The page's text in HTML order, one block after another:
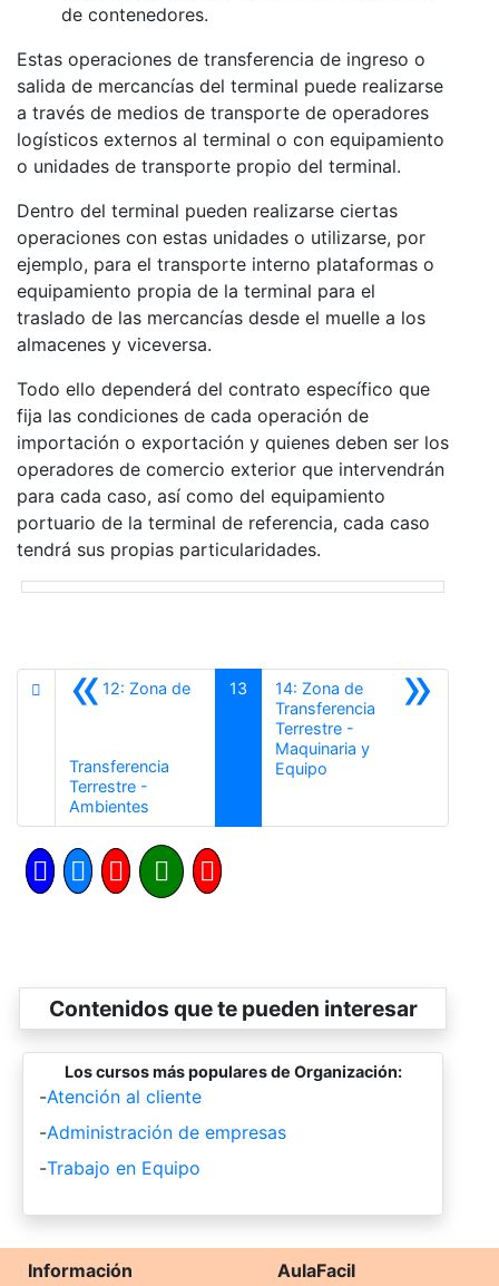
de contenedores.
Estas operaciones de transferencia de ingreso o
salida de mercancías del terminal puede realizarse
a través de medios de transporte de operadores
logísticos externos al terminal o con equipamiento
o unidades de transporte propio del terminal.
Dentro del terminal pueden realizarse ciertas
operaciones con estas unidades o utilizarse, por
ejemplo, para el transporte interno plataformas o
equipamiento propia de la terminal para el
traslado de las mercancías desde el muelle a los
almacenes y viceversa.
Todo ello dependerá del contrato específico que
fija las condiciones de cada operación de
importación o exportación y quienes deben ser los
operadores de comercio exterior que intervendrán
para cada caso, así como del equipamiento
portuario de la terminal de referencia, cada caso
tendrá sus propias particularidades.
«12: Zona de
Transferencia
Terrestre -
Ambientes
13 »
14: Zona de
Transferencia
Terrestre -
Maquinaria y
EquipoSiguiente
Contenidos que te pueden interesar
Los cursos más populares de Organización:
-Atención al cliente
-Administración de empresas
-Trabajo en Equipo
Información
AulaFacil